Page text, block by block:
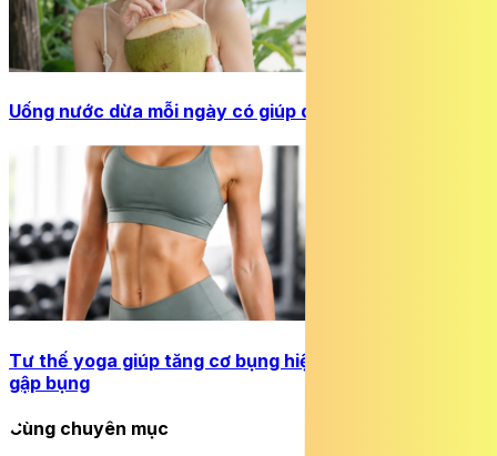
Uống nước dừa mỗi ngày có giúp da đẹp hơn?
Tư thế yoga giúp tăng cơ bụng hiệu quả hơn nhiều lần
gập bụng
Cùng chuyên mục